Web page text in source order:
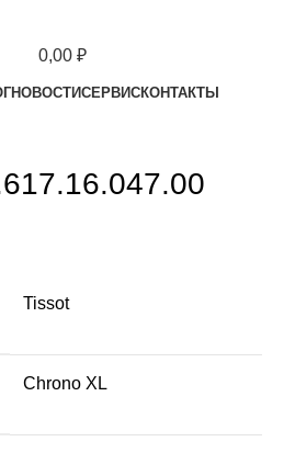
0,00 ₽
НОВОСТИСЕРВИСКОНТАКТЫ
Tissot
Chrono XL